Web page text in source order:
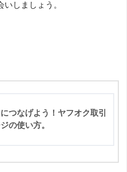
しましょう。
つなげよう！ヤフオク取引
の使い方。